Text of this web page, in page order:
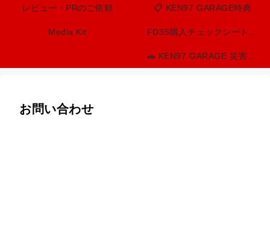
レビュー・PRのご依頼 📋 KEN97 GARAGE特典
Media Kit
お問い合わせ